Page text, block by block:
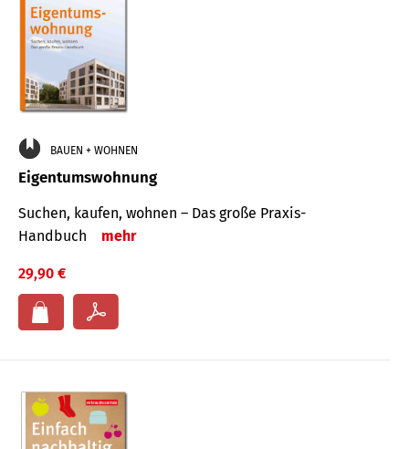
BAUEN + WOHNEN
Eigentumswohnung
Suchen, kaufen, wohnen – Das große Praxis-
Handbuch
mehr
29,90 €